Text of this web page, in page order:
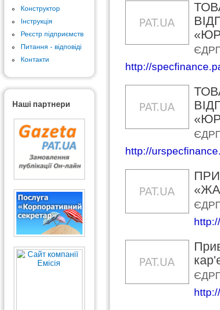
Конструктор
Інструкція
Реєстр підприємств
Питання - відповіді
Контакти
Наші партнери
http://
http://